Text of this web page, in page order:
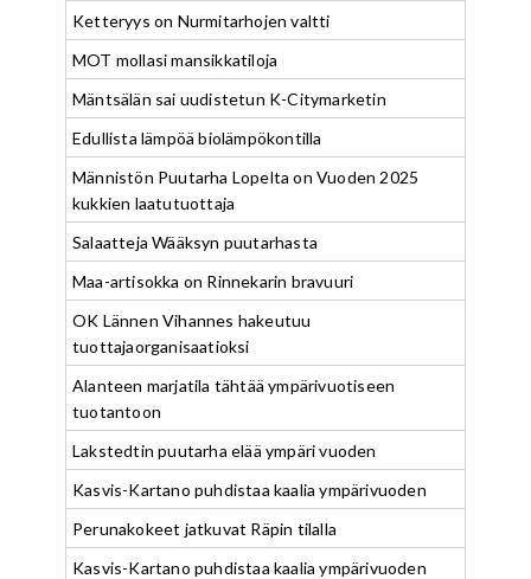
Ketteryys on Nurmitarhojen valtti
MOT mollasi mansikkatiloja
Mäntsälän sai uudistetun K-Citymarketin
Edullista lämpöä biolämpökontilla
Männistön Puutarha Lopelta on Vuoden 2025
kukkien laatutuottaja
Salaatteja Wääksyn puutarhasta
Maa-artisokka on Rinnekarin bravuuri
OK Lännen Vihannes hakeutuu
tuottajaorganisaatioksi
Alanteen marjatila tähtää ympärivuotiseen
tuotantoon
Lakstedtin puutarha elää ympäri vuoden
Kasvis-Kartano puhdistaa kaalia ympärivuoden
Perunakokeet jatkuvat Räpin tilalla
Kasvis-Kartano puhdistaa kaalia ympärivuoden